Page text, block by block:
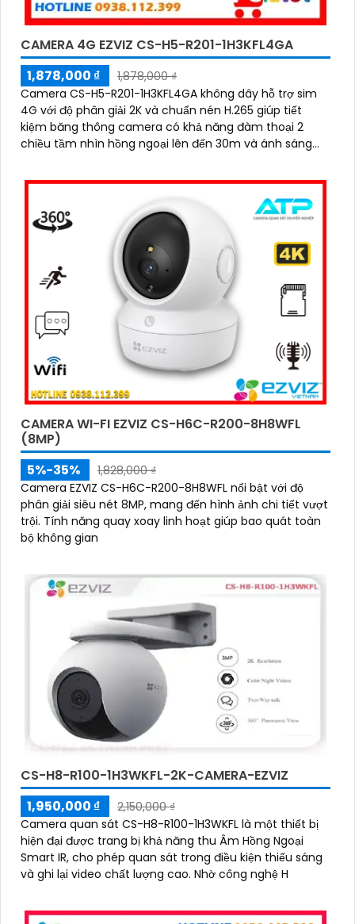
CAMERA 4G EZVIZ CS-H5-R201-1H3KFL4GA
1,878,000 ₫
1,878,000 ₫
Camera CS-H5-R201-1H3KFL4GA không dây hỗ trợ sim
4G với độ phân giải 2K và chuẩn nén H.265 giúp tiết
kiệm băng thông camera có khả năng đàm thoại 2
chiều tầm nhìn hồng ngoại lên đến 30m và ánh sáng
IP67 camera còn tích hợp tính năng phát hiện thông
minh và cảnh báo bằng còi và đèn chớp phù hợp cho
công trình kho hàng, nhà xưởng công trình
CAMERA WI-FI EZVIZ CS-H6C-R200-8H8WFL
(8MP)
5%-35%
1,828,000 ₫
Camera EZVIZ CS-H6C-R200-8H8WFL nổi bật với độ
phân giải siêu nét 8MP, mang đến hình ảnh chi tiết vượt
trội. Tính năng quay xoay linh hoạt giúp bao quát toàn
bộ không gian
CS-H8-R100-1H3WKFL-2K-CAMERA-EZVIZ
1,950,000 ₫
2,150,000 ₫
Camera quan sát CS-H8-R100-1H3WKFL là một thiết bị
hiện đại được trang bị khả năng thu Âm Hồng Ngoại
Smart IR, cho phép quan sát trong điều kiện thiếu sáng
và ghi lại video chất lượng cao. Nhờ công nghệ H